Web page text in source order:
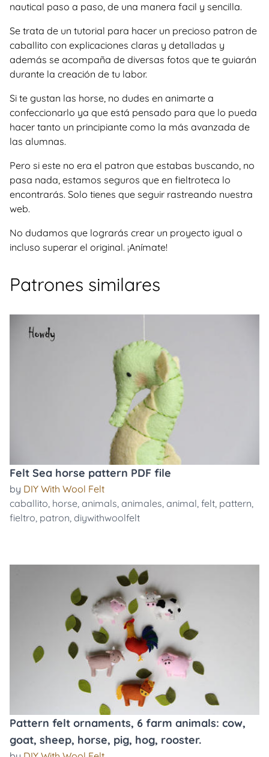
nautical paso a paso, de una manera facil y sencilla.
Se trata de un tutorial para hacer un precioso patron de
caballito con explicaciones claras y detalladas y
además se acompaña de diversas fotos que te guiarán
durante la creación de tu labor.
Si te gustan las horse, no dudes en animarte a
confeccionarlo ya que está pensado para que lo pueda
hacer tanto un principiante como la más avanzada de
las alumnas.
Pero si este no era el patron que estabas buscando, no
pasa nada, estamos seguros que en fieltroteca lo
encontrarás. Solo tienes que seguir rastreando nuestra
web.
No dudamos que lograrás crear un proyecto igual o
incluso superar el original. ¡Anímate!
Patrones similares
Felt Sea horse pattern PDF file
by DIY With Wool Felt
caballito, horse, animals, animales, animal, felt, pattern,
fieltro, patron, diywithwoolfelt
Pattern felt ornaments, 6 farm animals: cow,
goat, sheep, horse, pig, hog, rooster.